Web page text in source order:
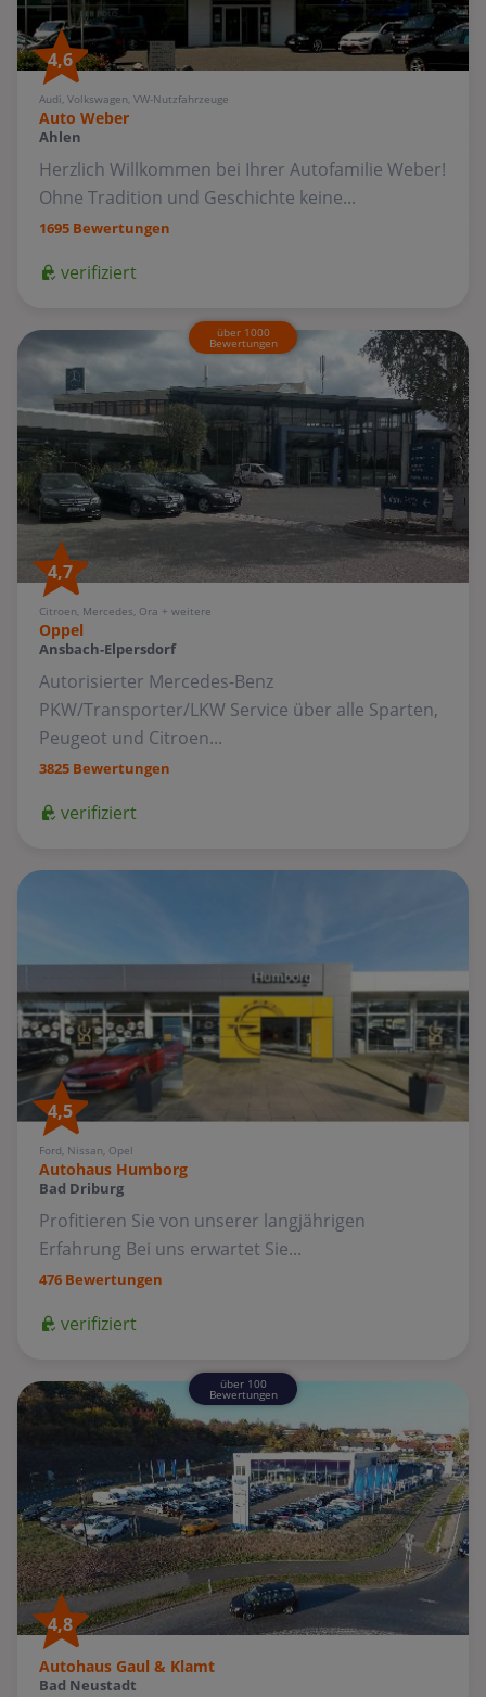
4,6
Audi, Volkswagen, VW-Nutzfahrzeuge
Auto Weber
Ahlen
Herzlich Willkommen bei Ihrer Autofamilie Weber!
Ohne Tradition und Geschichte keine...
1695 Bewertungen
verifiziert
über 1000
Bewertungen
4,7
Citroen, Mercedes, Ora + weitere
Oppel
Ansbach-Elpersdorf
Autorisierter Mercedes-Benz
PKW/Transporter/LKW Service über alle Sparten,
Peugeot und Citroen...
3825 Bewertungen
verifiziert
4,5
Ford, Nissan, Opel
Autohaus Humborg
Bad Driburg
Profitieren Sie von unserer langjährigen
Erfahrung Bei uns erwartet Sie...
476 Bewertungen
verifiziert
über 100
Bewertungen
4,8
Autohaus Gaul & Klamt
Bad Neustadt